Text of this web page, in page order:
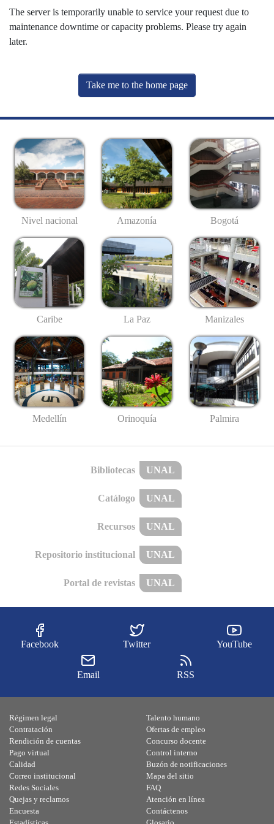
The server is temporarily unable to service your request due to
maintenance downtime or capacity problems. Please try again
later.
Take me to the home page
Nivel nacional Amazonía Bogotá
Caribe La Paz Manizales
Medellín Orinoquía Palmira
Bibliotecas UNAL
Catálogo UNAL
Recursos UNAL
Repositorio institucional UNAL
Portal de revistas UNAL
Facebook Twitter YouTube
Email RSS
Régimen legal
Contratación
Rendición de cuentas
Pago virtual
Calidad
Talento humano
Ofertas de empleo
Concurso docente
Control interno
Buzón de notificaciones
Correo institucional
Redes Sociales
Quejas y reclamos
Encuesta
Mapa del sitio
FAQ
Atención en línea
Contáctenos